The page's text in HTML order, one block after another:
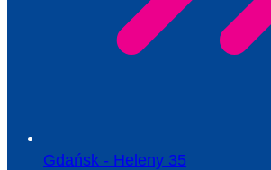
Gdańsk - Heleny 35